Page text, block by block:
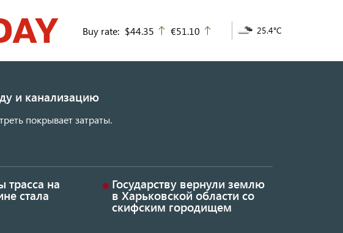
Buy rate: $44.35 up
€51.10 25.4°C
и канализацию
покрывает затраты.
трасса на
стала
Государству вернули землю
в Харьковской области со
скифским городищем